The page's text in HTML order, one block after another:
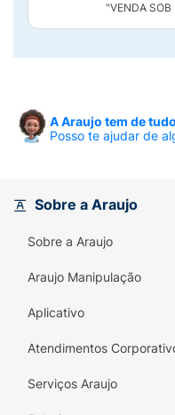
"VENDA SOB
A Araujo tem de
Posso te ajudar de
Sobre a Araujo
Sobre a Araujo
Araujo Manipulação
Aplicativo
Atendimentos
Serviços Araujo